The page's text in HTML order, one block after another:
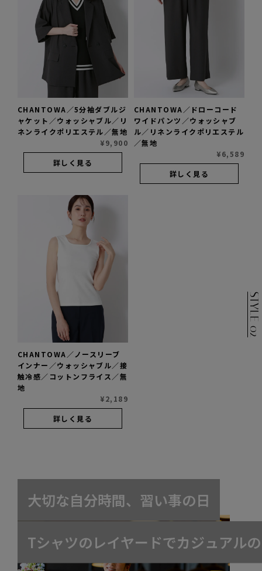
STYLE 02
CHANTOWA／5分袖ダブルジ
ャケット／ウォッシャブル／リ
ネンライクポリエステル／無地
¥9,900
詳しく見る
CHANTOWA／ドローコード
ワイドパンツ／ウォッシャブ
ル／リネンライクポリエステル
／無地
¥6,589
詳しく見る
CHANTOWA／ノースリーブ
インナー／ウォッシャブル／接
触冷感／コットンフライス／無
地
¥2,189
詳しく見る
大切な自分時間、 習い事の日
Tシャツのレイヤー ドでカジュアルの